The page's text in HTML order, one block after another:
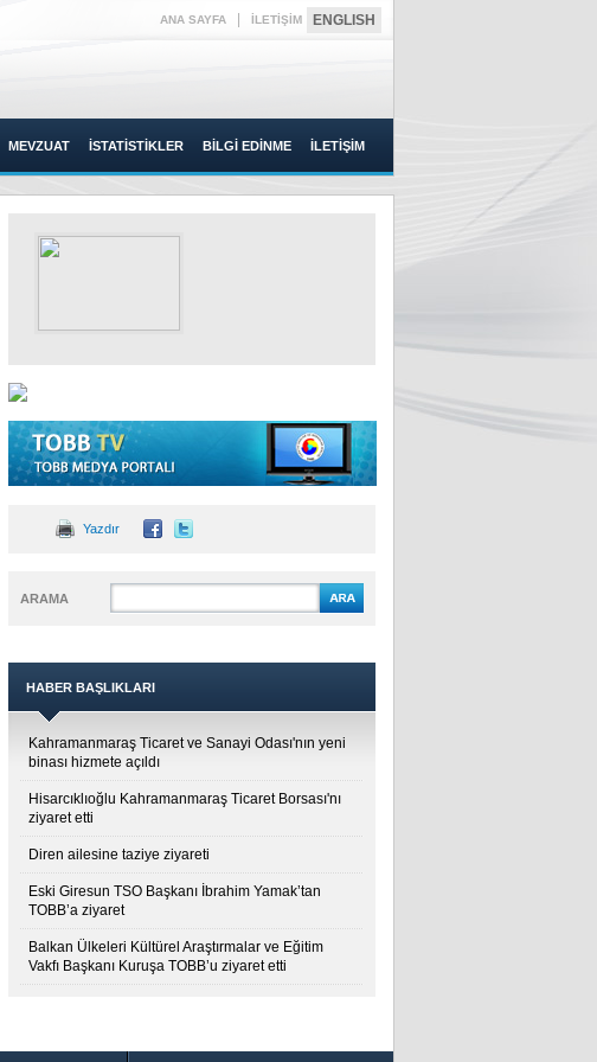
ANA SAYFA İLETİŞİM ENGLISH
MEVZUAT İSTATİSTİKLER BİLGİ EDİNME İLETİŞİM
Yazdır
ARAMA
HABER BAŞLIKLARI
Kahramanmaraş Ticaret ve Sanayi Odası'nın yeni
binası hizmete açıldı
Hisarcıklıoğlu Kahramanmaraş Ticaret Borsası'nı
ziyaret etti
Diren ailesine taziye ziyareti
Eski Giresun TSO Başkanı İbrahim Yamak’tan
TOBB’a ziyaret
Balkan Ülkeleri Kültürel Araştırmalar ve Eğitim
Vakfı Başkanı Kuruşa TOBB’u ziyaret etti